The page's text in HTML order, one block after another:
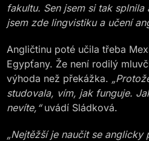
fakultu. Sen jsem si tak
jsem zde lingvistiku a učení
Angličtinu poté učila třeba
Egypťany. Že není rodilý
výhoda než překážka.
studovala, vím, jak funguje.
nevíte,“uvádí Sládková.
„Nejtěžší je naučit se